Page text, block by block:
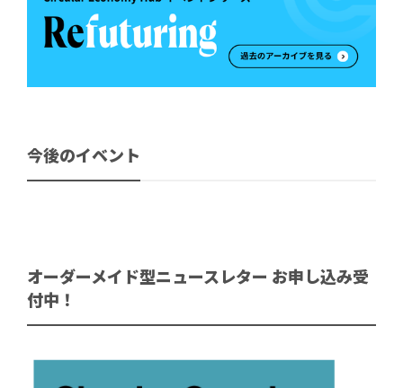
今後のイベント
オーダーメイド型ニュースレター お申し込み受
付中！